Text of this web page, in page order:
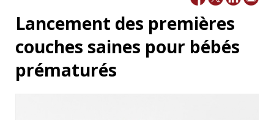
Lancement des premières
couches saines pour bébés
prématurés